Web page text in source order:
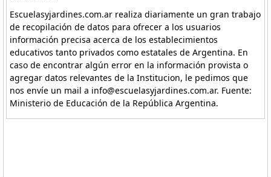
Escuelasyjardines.com.ar realiza diariamente un gran trabajo
de recopilación de datos para ofrecer a los usuarios
información precisa acerca de los establecimientos
educativos tanto privados como estatales de Argentina. En
caso de encontrar algún error en la información provista o
agregar datos relevantes de la Institucion, le pedimos que
nos envíe un mail a info@escuelasyjardines.com.ar. Fuente:
Ministerio de Educación de la República Argentina.